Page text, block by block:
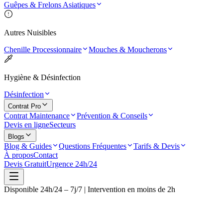
Guêpes & Frelons Asiatiques
Autres Nuisibles
Chenille Processionnaire
Mouches & Moucherons
Hygiène & Désinfection
Désinfection
Contrat Pro
Contrat Maintenance
Prévention & Conseils
Devis en ligneSecteurs
Blogs
Blog & Guides Questions Fréquentes
Tarifs & Devis
À proposContact
Devis GratuitUrgence 24h/24
Disponible 24h/24 – 7j/7 | Intervention en moins de 2h